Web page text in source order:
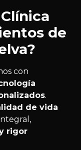
de
con
.
de vida
rigor